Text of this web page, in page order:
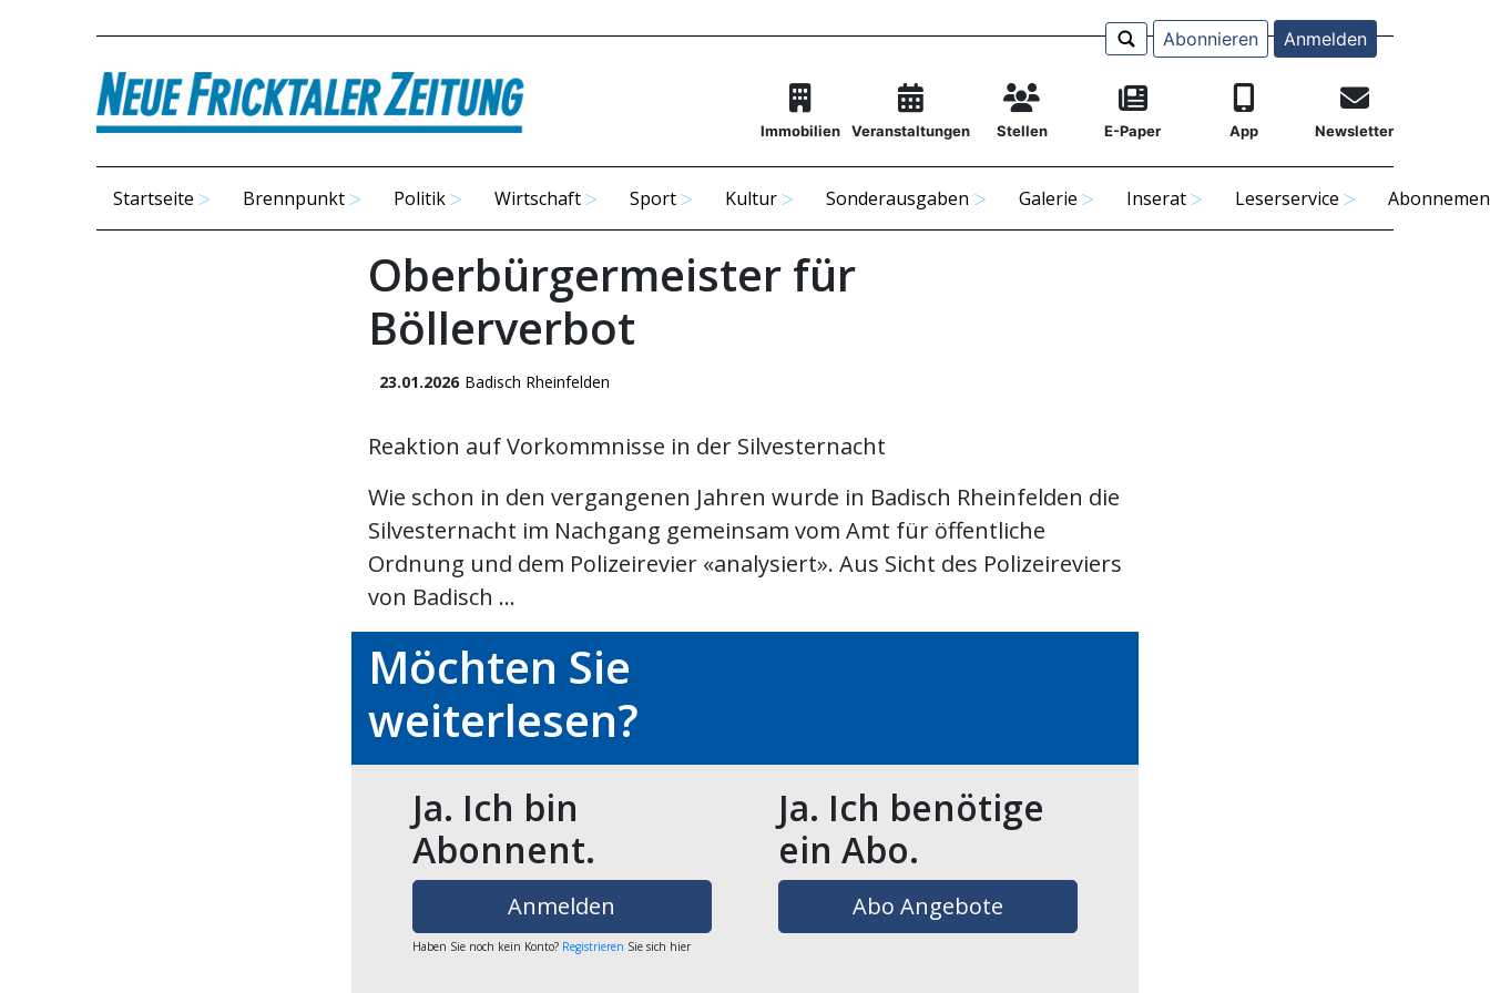
Abonnieren Anmelden
Immobilien Veranstaltungen Stellen E-Paper App Newsletter
Startseite Brennpunkt Politik Wirtschaft Sport Kultur Sonderausgaben Galerie Inserat Leserservice
Oberbürgermeister für
Böllerverbot
23.01.2026 Badisch Rheinfelden
Reaktion auf Vorkommnisse in der Silvesternacht
Wie schon in den vergangenen Jahren wurde in Badisch Rheinfelden die
Silvesternacht im Nachgang gemeinsam vom Amt für öffentliche
Ordnung und dem Polizeirevier «analysiert». Aus Sicht des Polizeireviers
von Badisch ...
Möchten Sie
weiterlesen?
Ja. Ich bin
Abonnent.
Anmelden
Haben Sie noch kein Konto?Registrieren Sie sich hier
Ja. Ich benötige
ein Abo.
Abo Angebote